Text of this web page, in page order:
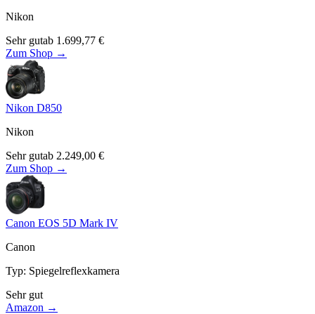
Nikon
Sehr gutab 1.699,77 €
Zum Shop →
Nikon D850
Nikon
Sehr gutab 2.249,00 €
Zum Shop →
Canon EOS 5D Mark IV
Canon
Typ: Spiegelreflexkamera
Sehr gut
Amazon →